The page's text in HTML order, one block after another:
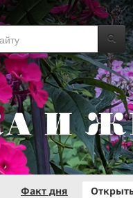
Факт дня